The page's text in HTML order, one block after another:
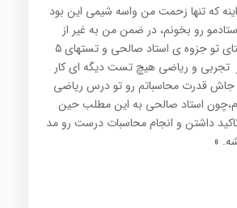
كه تنها زحمت من واسه شیمی اين بود
رو بخونم، در ضمن من به غير از
اون چند تا تستاي تو جزوه ي استاد صالحی و تستهای ٥
تجربي و رياضي هيچ تست ديگه اي كار
جاش قدرت محاسباتم رو تو درس رياضي
استاد صالحی به این مطلب حین
داشتن و انجام محاسبات درست رو مد
»